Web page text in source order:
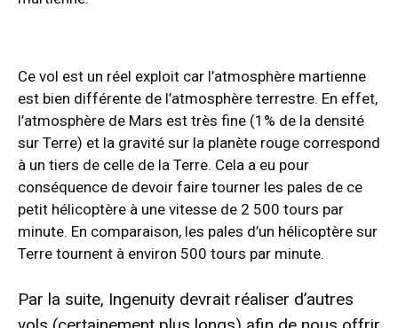
Ce vol est un réel exploit car l’atmosphère martienne
est bien différente de l’atmosphère terrestre. En effet,
l’atmosphère de Mars est très fine (1% de la densité
sur Terre) et la gravité sur la planète rouge correspond
à un tiers de celle de la Terre. Cela a eu pour
conséquence de devoir faire tourner les pales de ce
petit hélicoptère à une vitesse de 2 500 tours par
minute. En comparaison, les pales d’un hélicoptère sur
Terre tournent à environ 500 tours par minute.
Par la suite, Ingenuity devrait réaliser d’autres